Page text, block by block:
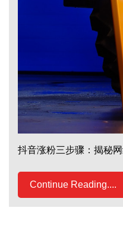
抖音涨粉三步骤：揭秘
Continue Reading....